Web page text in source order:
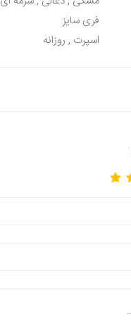
فری سایز
اسپرت , روزانه